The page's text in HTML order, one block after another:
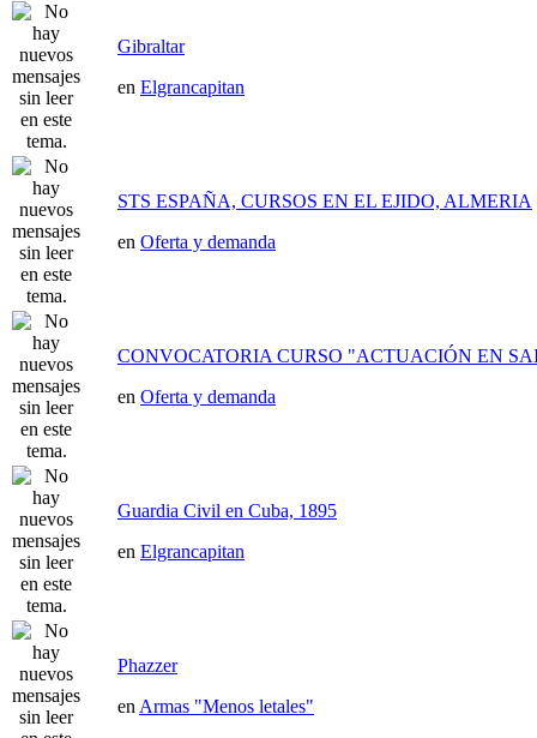
Gibraltar
en Elgrancapitan
STS ESPAÑA, CURSOS EN EL EJIDO, ALMERIA
en Oferta y demanda
CONVOCATORIA CURSO "ACTUACIÓN EN
en Oferta y demanda
Guardia Civil en Cuba, 1895
en Elgrancapitan
Phazzer
en Armas "Menos letales"